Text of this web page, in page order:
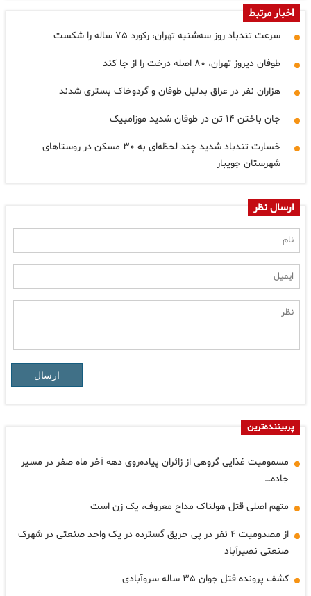
اخبار مرتبط
سرعت تندباد روز سه‌شنبه تهران، رکورد ۷۵ ساله را شکست
طوفان دیروز تهران، ۸۰ اصله درخت را از جا کند
هزاران نفر در عراق بدلیل طوفان و گردوخاک بستری شدند
جان باختن ۱۴ تن در طوفان شدید موزامبیک
خسارت تندباد شدید چند لحظه‌ای به ۳۰ مسکن در روستاهای
شهرستان جویبار
ارسال نظر
ارسال
پربیننده‌ترین
مسمومیت غذایی گروهی از زائران پیاده‌روی دهه آخر ماه صفر در مسیر
جاده…
متهم اصلی قتل هولناک مداح معروف، یک زن است
از مصدومیت ۴ نفر در پی حریق گسترده در یک واحد صنعتی در شهرک
صنعتی نصیرآباد
کشف پرونده قتل جوان ۳۵ ساله سروآبادی